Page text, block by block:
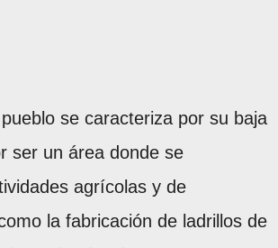
se caracteriza por su baja
ser un área donde se
agrícolas y de
la fabricación de ladrillos de